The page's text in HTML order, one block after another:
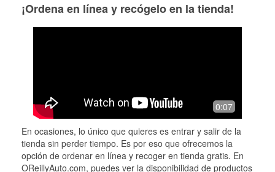
¡Ordena en línea y recógelo en la tienda!
0:07
En ocasiones, lo único que quieres es entrar y salir de la
tienda sin perder tiempo. Es por eso que ofrecemos la
opción de ordenar en línea y recoger en tienda gratis. En
OReillyAuto.com, puedes ver la disponibilidad de productos